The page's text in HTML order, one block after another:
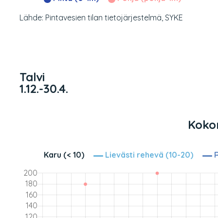
Lähde: Pintavesien tilan tietojärjestelmä, SYKE
Talvi
1.12.-30.4.
Karu (< 10) Lievästi rehevä (10-20)